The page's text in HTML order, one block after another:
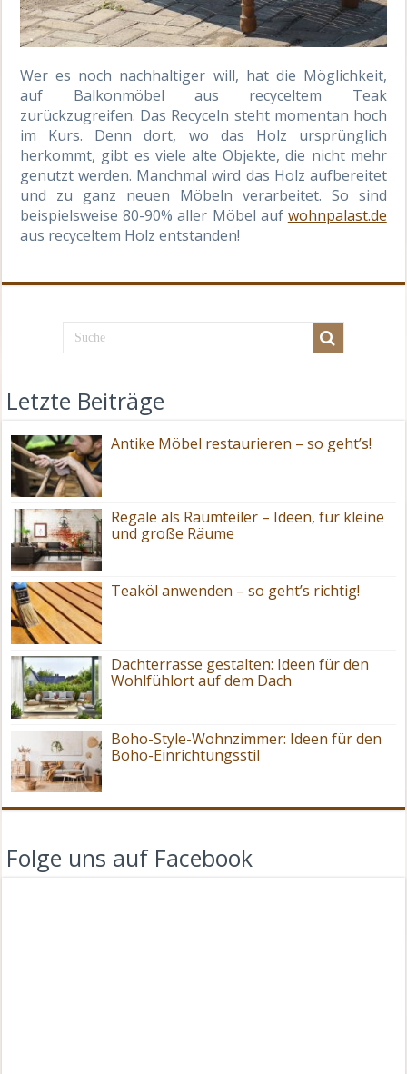
Wer es noch nachhaltiger will, hat die Möglichkeit,
auf Balkonmöbel aus recyceltem Teak
zurückzugreifen. Das Recyceln steht momentan hoch
im Kurs. Denn dort, wo das Holz ursprünglich
herkommt, gibt es viele alte Objekte, die nicht mehr
genutzt werden. Manchmal wird das Holz aufbereitet
und zu ganz neuen Möbeln verarbeitet. So sind
beispielsweise 80-90% aller Möbel auf wohnpalast.de
aus recyceltem Holz entstanden!
Letzte Beiträge
Antike Möbel restaurieren – so geht’s!
Regale als Raumteiler – Ideen, für kleine
und große Räume
Teaköl anwenden – so geht’s richtig!
Dachterrasse gestalten: Ideen für den
Wohlfühlort auf dem Dach
Boho-Style-Wohnzimmer: Ideen für den
Boho-Einrichtungsstil
Folge uns auf Facebook